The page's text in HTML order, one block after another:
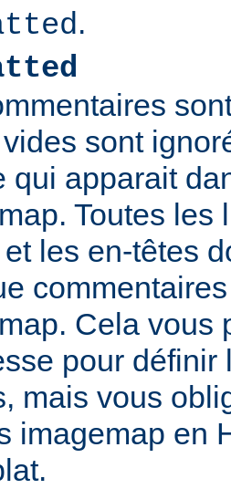
.
vides sont
qui apparait
Toutes les
les en-têtes
Cela vous
pour définir
mais vous
imagemap en